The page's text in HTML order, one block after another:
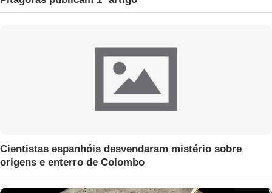
Cientistas espanhóis desvendaram mistério sobre
origens e enterro de Colombo